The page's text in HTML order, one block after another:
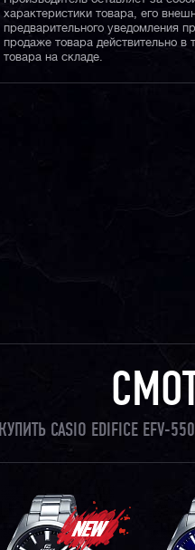
характеристики товара, его
предварительного уведомления
продаже товара действительно в
товара на складе.
КУПИТЬ CASIO EDIFICE